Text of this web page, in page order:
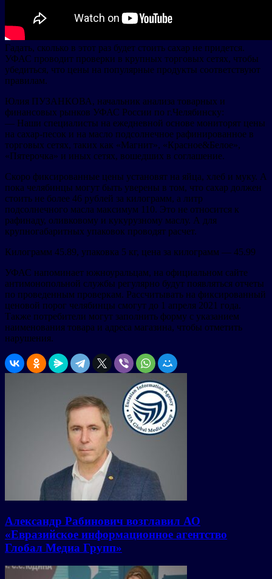
Гадать, сколько в этот раз будет стоить сахар не придется.
УФАС проводит проверки в крупных торговых сетях, чтобы
убедиться, что цены на популярные продукты соответствуют
правилам.
Юлия ПУЗАНКОВА, начальник анализа товарных и
финансовых рынков УФАС России по г.Челябинску:
— Наши специалисты на ежедневной основе мониторят цены
на сахар-песок и на масло подсолнечное рафинированное в
торговых сетях, таких как «Магнит», «Красное&Белое»,
«Пятерочка» и иных сетях, вошедших в соглашение.
Скоро фиксированные цены установят на яйца, хлеб и муку. А
пока челябинцы могут быть уверены в том, что сахар должен
стоить не более 46 рублей за килограмм, а литр
подсолнечного масла максимум 110. Это не относится к
рафинаду, оливковому и кукурузному маслу. А для
крупногабаритных упаковок проводят расчет.
Килограмм 45.89, упаковка 5 кг, цена за килограмм — 45.99
УФАС напоминает южноуральцам, на официальном сайте
антимонопольной службы регулярно будут появляться отчеты
по проведенным проверкам. Рассчитывать на фиксированный
ценовой порог челябинцы смогут до 1 апреля 2021 года.
Также потребители могут заполнить форму с указанием
наименования товара и адреса магазина, чтобы отметить
нарушения.
Александр Рабинович возглавил АО
«Евразийское информационное агентство
Глобал Медиа Групп»